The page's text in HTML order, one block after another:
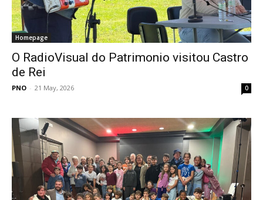
Homepage
O RadioVisual do Patrimonio visitou Castro
de Rei
PNO - 21 May, 2026 0